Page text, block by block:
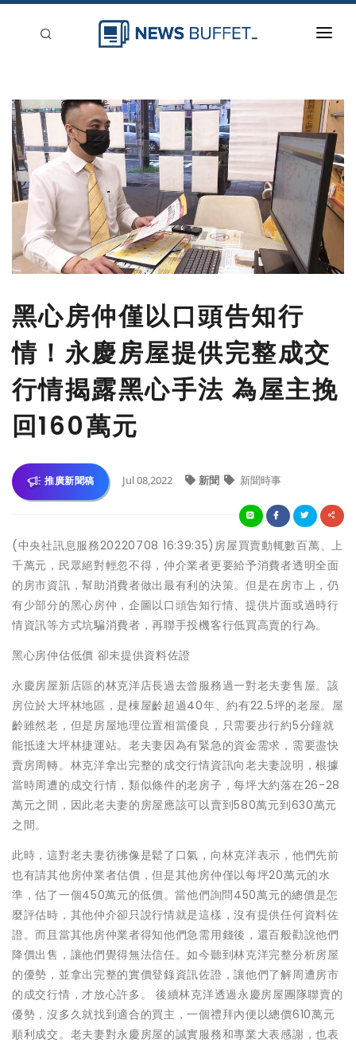
新聞稿分類
登入
黑心房仲僅以口頭告知行
情！永慶房屋提供完整成交
行情揭露黑心手法 為屋主挽
回160萬元
推廣新聞稿 Jul 08,2022 新聞 新聞時事
(中央社訊息服務20220708 16:39:35)房屋買賣動輒數百萬、上
千萬元，民眾絕對輕忽不得，仲介業者更要給予消費者透明全面
的房市資訊，幫助消費者做出最有利的決策。但是在房市上，仍
有少部分的黑心房仲，企圖以口頭告知行情、提供片面或過時行
情資訊等方式坑騙消費者，再聯手投機客行低買高賣的行為。
黑心房仲估低價 卻未提供資料佐證
永慶房屋新店區的林克洋店長過去曾服務過一對老夫妻售屋。該
房位於大坪林地區，是棟屋齡超過40年、約有22.5坪的老屋。屋
齡雖然老，但是房屋地理位置相當優良，只需要步行約5分鐘就
能抵達大坪林捷運站。老夫妻因為有緊急的資金需求，需要盡快
賣房周轉。林克洋拿出完整的成交行情資訊向老夫妻說明，根據
當時周遭的成交行情，類似條件的老房子，每坪大約落在26-28
萬元之間，因此老夫妻的房屋應該可以賣到580萬元到630萬元
之間。
此時，這對老夫妻彷彿像是鬆了口氣，向林克洋表示，他們先前
也有請其他房仲業者估價，但是其他房仲僅以每坪20萬元的水
準，估了一個450萬元的低價。當他們詢問450萬元的總價是怎
麼評估時，其他仲介卻只說行情就是這樣，沒有提供任何資料佐
證。而且當其他房仲業者得知他們急需用錢後，還百般勸說他們
降價出售，讓他們覺得無法信任。如今聽到林克洋完整分析房屋
的優勢，並拿出完整的實價登錄資訊佐證，讓他們了解周遭房市
的成交行情，才放心許多。 後續林克洋透過永慶房屋團隊聯賣的
優勢，沒多久就找到適合的買主，一個禮拜內便以總價610萬元
順利成交。老夫妻對永慶房屋的誠實服務和專業大表感謝，也表